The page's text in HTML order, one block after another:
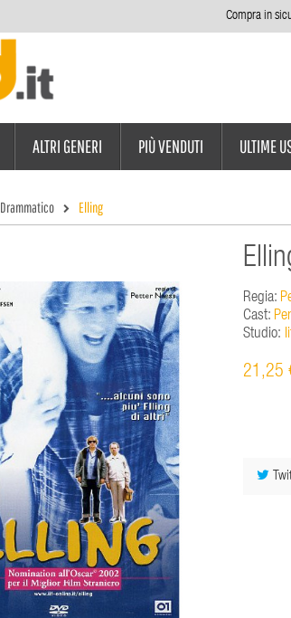
Compra in
ALTRI GENERI PIÙ VENDUTI ULTIME
Drammatico Elling
Regia:
Cast:
Studio:
21,25